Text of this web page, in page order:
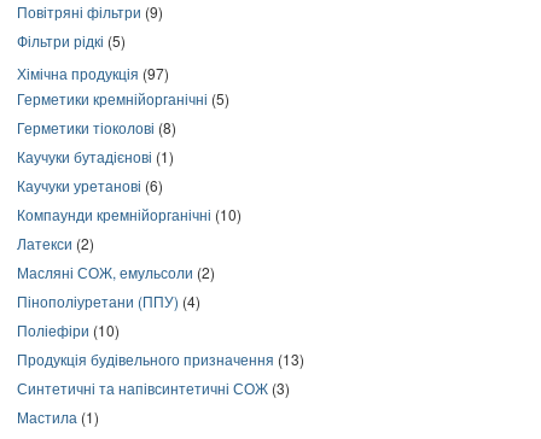
Повітряні фільтри (9)
Фільтри рідкі (5)
Хімічна продукція (97)
Герметики кремнійорганічні (5)
Герметики тіоколові (8)
Каучуки бутадієнові (1)
Каучуки уретанові (6)
Компаунди кремнійорганічні (10)
Латекси (2)
Масляні СОЖ, емульсоли (2)
Пінополіуретани (ППУ) (4)
Поліефіри (10)
Продукція будівельного призначення (13)
Синтетичні та напівсинтетичні СОЖ (3)
Мастила (1)